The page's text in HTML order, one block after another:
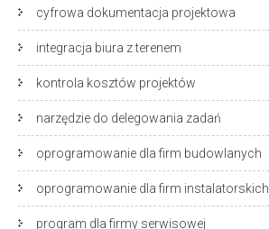
cyfrowa dokumentacja projektowa
integracja biura z terenem
kontrola kosztów projektów
narzędzie do delegowania zadań
oprogramowanie dla firm budowlanych
oprogramowanie dla firm instalatorskich
program dla firmy serwisowej